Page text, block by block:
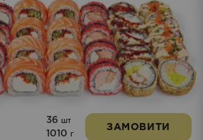
36 шт
1010 г
ЗАМОВИТИ